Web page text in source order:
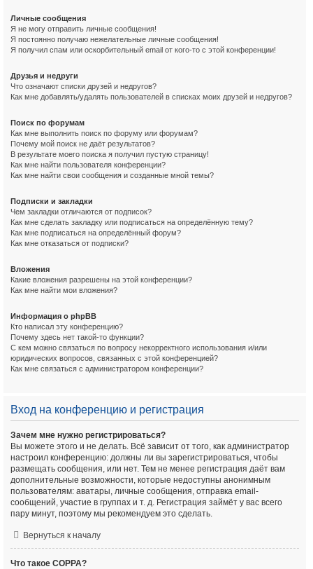
Личные сообщения
Я не могу отправить личные сообщения!
Я постоянно получаю нежелательные личные сообщения!
Я получил спам или оскорбительный email от кого-то с этой конференции!
Друзья и недруги
Что означают списки друзей и недругов?
Как мне добавлять/удалять пользователей в списках моих друзей и недругов?
Поиск по форумам
Как мне выполнить поиск по форуму или форумам?
Почему мой поиск не даёт результатов?
В результате моего поиска я получил пустую страницу!
Как мне найти пользователя конференции?
Как мне найти свои сообщения и созданные мной темы?
Подписки и закладки
Чем закладки отличаются от подписок?
Как мне сделать закладку или подписаться на определённую тему?
Как мне подписаться на определённый форум?
Как мне отказаться от подписки?
Вложения
Какие вложения разрешены на этой конференции?
Как мне найти мои вложения?
Информация о phpBB
Кто написал эту конференцию?
Почему здесь нет такой-то функции?
С кем можно связаться по вопросу некорректного использования и/или
юридических вопросов, связанных с этой конференцией?
Как мне связаться с администратором конференции?
Вход на конференцию и регистрация
Зачем мне нужно регистрироваться?
Вы можете этого и не делать. Всё зависит от того, как администратор
настроил конференцию: должны ли вы зарегистрироваться, чтобы
размещать сообщения, или нет. Тем не менее регистрация даёт вам
дополнительные возможности, которые недоступны анонимным
пользователям: аватары, личные сообщения, отправка email-
сообщений, участие в группах и т. д. Регистрация займёт у вас всего
пару минут, поэтому мы рекомендуем это сделать.
Вернуться к началу
Что такое COPPA?